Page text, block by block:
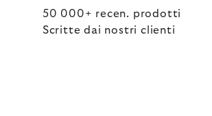
50 000+ recen. prodotti
Scritte dai nostri clienti